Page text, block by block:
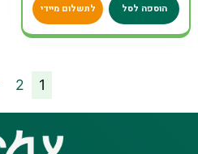
הוספה לסל לתשלום מיידי
1
2